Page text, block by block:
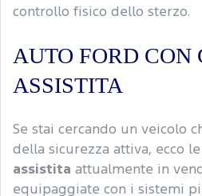
controllo fisico dello sterzo.
AUTO FORD CON
ASSISTITA
Se stai cercando un veicolo
della sicurezza attiva, ecco le
assistita attualmente in
equipaggiate con i sistemi